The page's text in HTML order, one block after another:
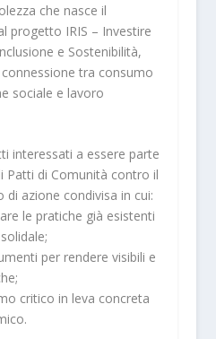
che nasce il
progetto IRIS – Investire
e Sostenibilità,
tra consumo
sociale e lavoro
interessati a essere parte
Patti di Comunità contro il
azione condivisa in cui:
le pratiche già esistenti
per rendere visibili e
critico in leva concreta